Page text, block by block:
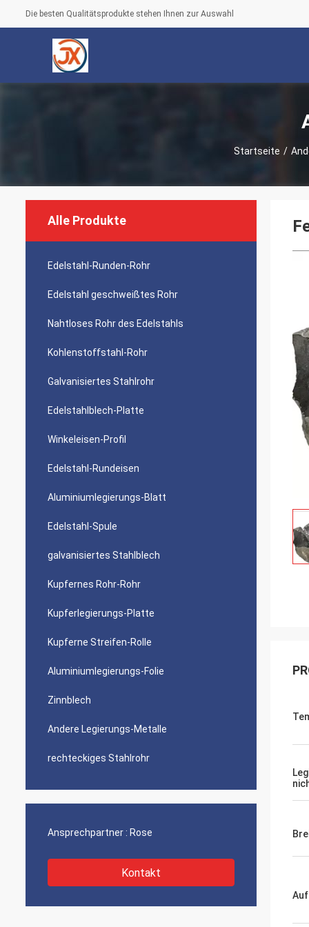
Die besten Qualitätsprodukte stehen Ihnen zur Auswahl
Startseite /
Alle Produkte
Edelstahl-Runden-Rohr
Edelstahl geschweißtes Rohr
Nahtloses Rohr des Edelstahls
Kohlenstoffstahl-Rohr
Galvanisiertes Stahlrohr
Edelstahlblech-Platte
Winkeleisen-Profil
Edelstahl-Rundeisen
Aluminiumlegierungs-Blatt
Edelstahl-Spule
galvanisiertes Stahlblech
Kupfernes Rohr-Rohr
Kupferlegierungs-Platte
Kupferne Streifen-Rolle
Aluminiumlegierungs-Folie
Zinnblech
Andere Legierungs-Metalle
rechteckiges Stahlrohr
Ansprechpartner : Rose
Kontakt